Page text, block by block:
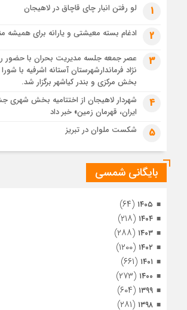
1 ماه قبل
رئوف
تصاویر هوایی مراسم تشییع پیکر مطهر آقای
مراسم تشییع پیکر مطهر آقای شهید ایران –
تصاویری از تراکم جمعیت حاضر در میدان
اشرف
1 لو رفتن انبار چای قاچاق در لاهیجان
2 ادغام بسته معیشتی و یارانه برای همیشه
3
عصر جمعه جلسه مدیریت بحران با
نژاد فرماندارشهرستان آستانه اشرفیه با
بخش مرکزی و بندر کیاشهر برگزار شد.
4
شهردار لاهیجان از اختتامیه بخش شهری
ایران، قهرمان زمین» خبر داد
5 شکست ملوان در تبریز
بایگانی شمسی
۱۴۰۵ (۶۴)
۱۴۰۴ (۲۱۸)
۱۴۰۳ (۲۸۸)
۱۴۰۲ (۱۲۰۰)
۱۴۰۱ (۶۶۱)
۱۴۰۰ (۲۷۳)
۱۳۹۹ (۶۰۴)
۱۳۹۸ (۲۸۱)